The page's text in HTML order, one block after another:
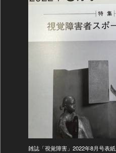
雑誌「視覚障害」2022年8月号表紙